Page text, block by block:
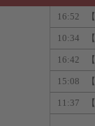
16:52
10:34
16:42
15:08
11:37